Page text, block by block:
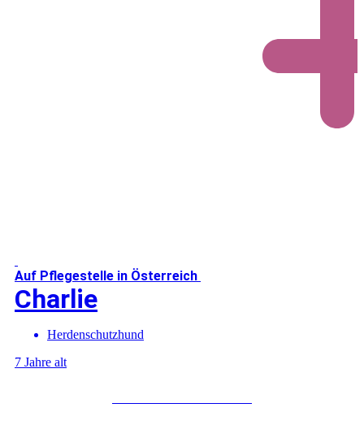
Auf Pflegestelle in Österreich
Charlie
Herdenschutzhund
7 Jahre alt